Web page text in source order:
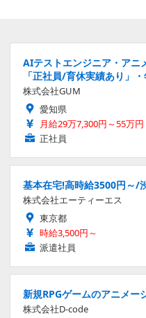
AIテストエンジニア・アニ
「正社員/育休実績あり」
株式会社GUM
愛知県
月給29万7,300円～55万円
正社員
基本在宅!高時給3500円～/
株式会社エーティーエス
東京都
時給3,500円～
派遣社員
新規RPGゲームのアニメー
株式会社D-code